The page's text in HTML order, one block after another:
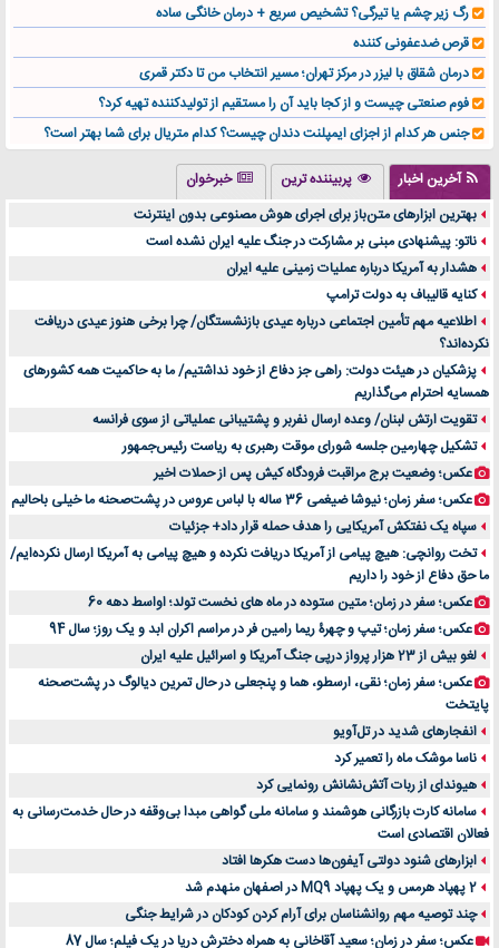
رگ زیر چشم یا تیرگی؟ تشخیص سریع + درمان خانگی ساده
قرص ضدعفونی کننده
درمان شقاق با لیزر در مرکز تهران؛ مسیر انتخاب من تا دکتر قمری
فوم صنعتی چیست و از کجا باید آن را مستقیم از تولیدکننده تهیه کرد؟
جنس هر کدام از اجزای ایمپلنت دندان چیست؟ کدام متریال برای شما بهتر است؟
تولید لیوان کاغذی یک کسب‌ و کار پر سود و رو‌ به‌ رشد در بازار ایران
درد زانو بعد از تمرین با تردمیل؟ شاید مشکل از این انتخاب باشد
آینده موسیقی هم‌اکنون در اینجاست
بهترین راه تبلیغات کلینیک زیبایی و افزایش مشتری کدام است؟
مقایسه قالب آسترا با وودمارت و فلت‌سام (فارسی)
خرید سمعک کارکرده یا دست دوم | نکات مهم قبل از تصمیم‌گیری
خرید و فروش قطعات سرور دست دوم در ماهان شبکه ایرانیان
اهمیت انتخاب بهترین وکیل در سعادت آباد برای پرونده‌های حساس و کلان
۷ تاثیرات کامپیوتر در حوزه علوم زندگی و کاربردی
لیفتراک صفر؛ راهنمای جامع خرید، قیمت و فروش در ایران
راهنمای جامع بهترین کفش ورزشی برای دویدن و استفاده روزمره | بررسی ۱۲ مدل برتر
آخرین اخبار پربیننده ترین
خبرخوان
بهترین ابزارهای متن‌باز برای اجرای هوش مصنوعی بدون اینترنت
ناتو: پیشنهادی مبنی بر مشارکت در جنگ علیه ایران نشده است
هشدار به آمریکا درباره عملیات زمینی علیه ایران
کنایه قالیباف به دولت ترامپ
اطلاعیه مهم تأمین اجتماعی درباره عیدی بازنشستگان/ چرا برخی هنوز عیدی دریافت
نکرده‌اند؟
پزشکیان در هیئت دولت: راهی جز دفاع از خود نداشتیم/ ما به حاکمیت همه کشورهای
همسایه احترام می‌گذاریم
تقویت ارتش لبنان/ وعده ارسال نفربر و پشتیبانی عملیاتی از سوی فرانسه
تشکیل چهارمین جلسه شورای موقت رهبری به ریاست رئیس‌جمهور
عکس؛ وضعیت برج مراقبت فرودگاه کیش پس از حملات اخیر
عکس؛ سفر زمان؛ نیوشا ضیغمی 36 ساله با لباس عروس در پشت‌صحنه ما خیلی باحالیم
سپاه یک نفتکش آمریکایی را هدف حمله قرار داد+ جزئیات
تخت روانچی: هیچ پیامی از آمریکا دریافت نکرده و هیچ پیامی به آمریکا ارسال نکرده‌ایم/
ما حق دفاع از خود را داریم
عکس؛ سفر در زمان؛ متین ستوده در ماه های نخست تولد؛ اواسط دهه 60
عکس؛ سفر زمان؛ تیپ و چهرۀ ریما رامین فر در مراسم اکران ابد و یک روز؛ سال 94
لغو بیش از 23 هزار پرواز درپی جنگ آمریکا و اسرائیل علیه ایران
عکس؛ سفر زمان؛ نقی، ارسطو، هما و پنجعلی در حال تمرین دیالوگ در پشت‌صحنه
پایتخت
انفجارهای شدید در تل‌آویو
ناسا موشک ماه را تعمیر کرد
هیوندای از ربات آتش‌نشانش رونمایی کرد
سامانه کارت بازرگانی هوشمند و سامانه ملی گواهی مبدا بی‌وقفه در حال خدمت‌رسانی به
فعالان اقتصادی است
ابزارهای شنود دولتی آیفون‌ها دست هکرها افتاد
2 پهپاد هرمس و یک پهپاد MQ9 در اصفهان منهدم شد
چند توصیه مهم روانشناسان برای آرام کردن کودکان در شرایط جنگی
عکس؛ سفر در زمان؛ سعید آقاخانی به همراه دخترش دریا در یک فیلم؛ سال 87